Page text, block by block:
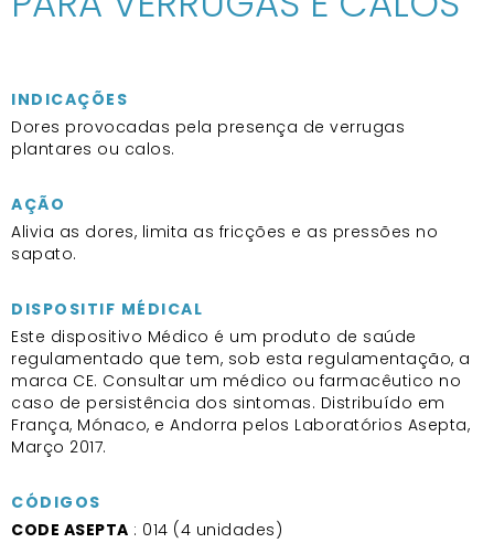
INDICAÇÕES
Dores provocadas pela presença de verrugas
plantares ou calos.
AÇÃO
Alivia as dores, limita as fricções e as pressões no
sapato.
DISPOSITIF MÉDICAL
Este dispositivo Médico é um produto de saúde
regulamentado que tem, sob esta regulamentação, a
marca CE. Consultar um médico ou farmacêutico no
caso de persistência dos sintomas. Distribuído em
França, Mónaco, e Andorra pelos Laboratórios Asepta,
Março 2017.
CÓDIGOS
CODE ASEPTA : 014 (4 unidades)